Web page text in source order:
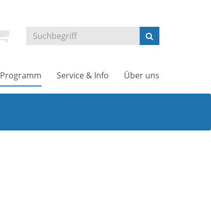
Programm Service & Info Über uns